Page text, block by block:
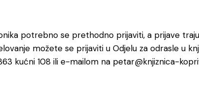
potrebno se prethodno prijaviti, a prijave traju
možete se prijaviti u Odjelu za odrasle u
kućni 108 ili e-mailom na petar@knjiznica-